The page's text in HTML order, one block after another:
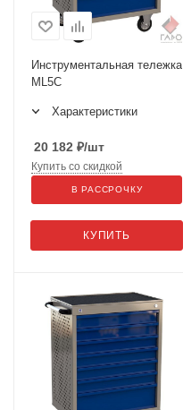
Инструментальная тележка
ML5C
Характеристики
20 182 ₽/шт
КУПИТЬ
Купить со скидкой
В РАССРОЧКУ